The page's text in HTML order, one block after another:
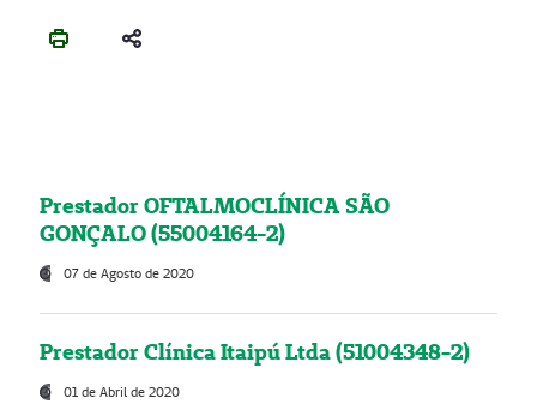
Prestador OFTALMOCLÍNICA SÃO
GONÇALO (55004164-2)
07 de Agosto de 2020
Prestador Clínica Itaipú Ltda (51004348-2)
01 de Abril de 2020